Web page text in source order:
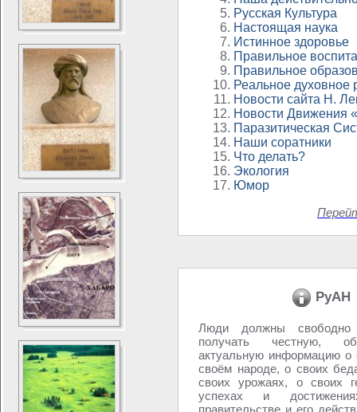
Русская Культура
Настоящая наука
Истинное здоровье
Правильное
Правильное
Реальное духовное
Новости сайта Н.
Новости Движения
Паразитическая
Наши соратники
Что делать?
Экология
Юмор
РуАН
Люди должны свободно
получать честную,
актуальную информацию о
своём народе, о своих
своих урожаях, о своих
успехах и
правительстве и его